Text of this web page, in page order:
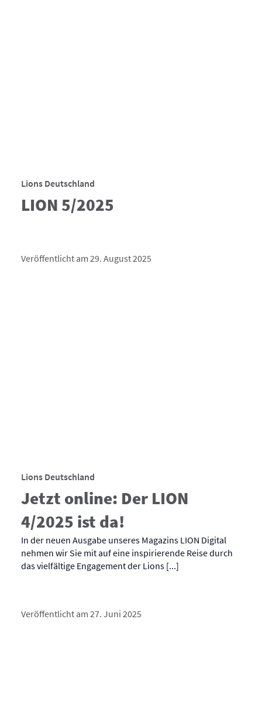
Lions Deutschland
LION 5/2025
Veröffentlicht am 29. August 2025
Lions Deutschland
Jetzt online: Der LION
4/2025 ist da!
In der neuen Ausgabe unseres Magazins LION Digital
nehmen wir Sie mit auf eine inspirierende Reise durch
das vielfältige Engagement der Lions [...]
Veröffentlicht am 27. Juni 2025